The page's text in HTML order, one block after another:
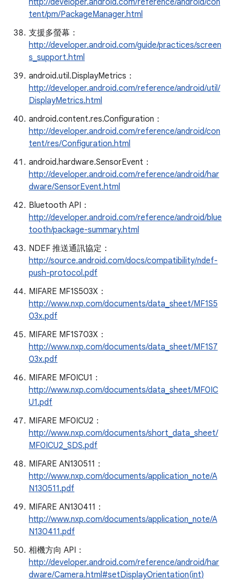
http://developer.android.com/reference/android/con
tent/pm/PackageManager.html
支援多螢幕：
http://developer.android.com/guide/practices/screen
s_support.html
android.util.DisplayMetrics：
http://developer.android.com/reference/android/util/
DisplayMetrics.html
android.content.res.Configuration：
http://developer.android.com/reference/android/con
tent/res/Configuration.html
android.hardware.SensorEvent：
http://developer.android.com/reference/android/har
dware/SensorEvent.html
Bluetooth API：
http://developer.android.com/reference/android/blue
tooth/package-summary.html
NDEF 推送通訊協定：
http://source.android.com/docs/compatibility/ndef-
push-protocol.pdf
MIFARE MF1S503X：
http://www.nxp.com/documents/data_sheet/MF1S5
03x.pdf
MIFARE MF1S703X：
http://www.nxp.com/documents/data_sheet/MF1S7
03x.pdf
MIFARE MF0ICU1：
http://www.nxp.com/documents/data_sheet/MF0IC
U1.pdf
MIFARE MF0ICU2：
http://www.nxp.com/documents/short_data_sheet/
MF0ICU2_SDS.pdf
MIFARE AN130511：
http://www.nxp.com/documents/application_note/A
N130511.pdf
MIFARE AN130411：
http://www.nxp.com/documents/application_note/A
N130411.pdf
相機方向 API：
http://developer.android.com/reference/android/har
dware/Camera.html#setDisplayOrientation(int)